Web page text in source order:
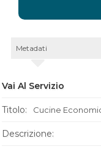
Metadati
Vai Al Servizio
Titolo: Cucine
Descrizione: